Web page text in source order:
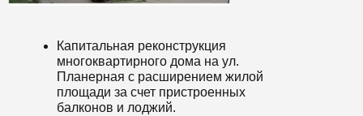
Капитальная реконструкция
многоквартирного дома на ул.
Планерная с расширением жилой
площади за счет пристроенных
балконов и лоджий.